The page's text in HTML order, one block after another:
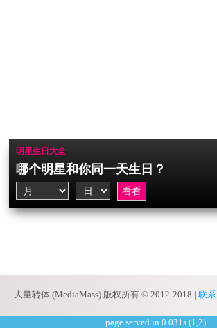
明星生日大全
哪个明星和你同一天生日？
大量转体 (MediaMass) 版权所有 © 2012-2018 | 联系
page served in 0.031s (1,2)